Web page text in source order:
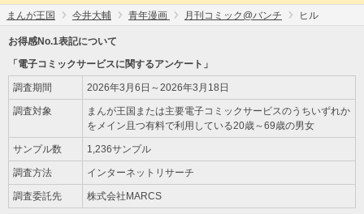
まんが王国 今井大輔 青年漫画 月刊コミック@バンチ ヒル
お得感No.1表記について
「電子コミックサービスに関するアンケート」
調査期間 2026年3月6日～2026年3月18日
調査対象
まんが王国または主要電子コミックサービスのうちいずれか
をメイン且つ有料で利用している20歳～69歳の男女
サンプル数 1,236サンプル
調査方法 インターネットリサーチ
調査委託先 株式会社MARCS